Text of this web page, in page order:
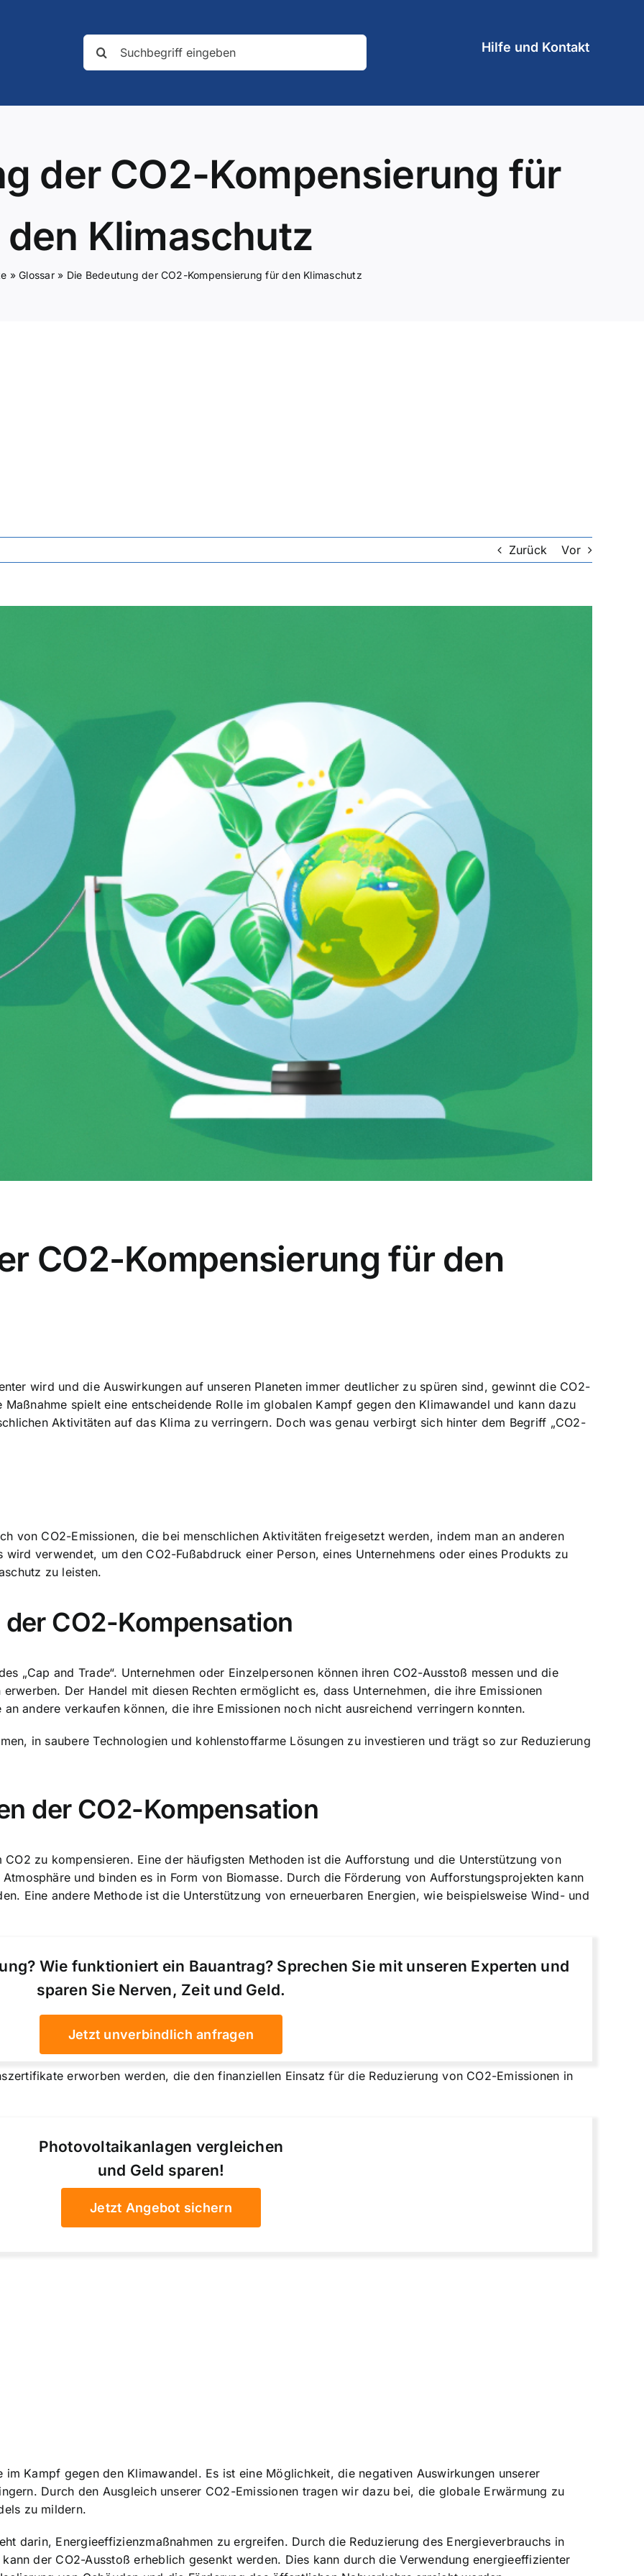
Suche
nach:
Hilfe und Kontakt
der CO2-Kompensierung für
den Klimaschutz
»Glossar» Die Bedeutung der CO2-Kompensierung für den Klimaschutz
Zurück Vor
CO2-Kompensierung für den
wird und die Auswirkungen auf unseren Planeten immer deutlicher zu spüren sind, gewinnt die CO2-
spielt eine entscheidende Rolle im globalen Kampf gegen den Klimawandel und kann dazu
Aktivitäten auf das Klima zu verringern. Doch was genau verbirgt sich hinter dem Begriff „CO2-
von CO2-Emissionen, die bei menschlichen Aktivitäten freigesetzt werden, indem man an anderen
verwendet, um den CO2-Fußabdruck einer Person, eines Unternehmens oder eines Produkts zu
zu leisten.
CO2-Kompensation
„Cap and Trade“. Unternehmen oder Einzelpersonen können ihren CO2-Ausstoß messen und die
Der Handel mit diesen Rechten ermöglicht es, dass Unternehmen, die ihre Emissionen
andere verkaufen können, die ihre Emissionen noch nicht ausreichend verringern konnten.
in saubere Technologien und kohlenstoffarme Lösungen zu investieren und trägt so zur Reduzierung
der CO2-Kompensation
zu kompensieren. Eine der häufigsten Methoden ist die Aufforstung und die Unterstützung von
und binden es in Form von Biomasse. Durch die Förderung von Aufforstungsprojekten kann
Eine andere Methode ist die Unterstützung von erneuerbaren Energien, wie beispielsweise Wind- und
Wie funktioniert ein Bauantrag? Sprechen Sie mit unseren Experten und
sparen Sie Nerven, Zeit und Geld.
Jetzt unverbindlich anfragen
erworben werden, die den finanziellen Einsatz für die Reduzierung von CO2-Emissionen in
Photovoltaikanlagen vergleichen
und Geld sparen!
Jetzt Angebot sichern
Kampf gegen den Klimawandel. Es ist eine Möglichkeit, die negativen Auswirkungen unserer
Durch den Ausgleich unserer CO2-Emissionen tragen wir dazu bei, die globale Erwärmung zu
zu mildern.
darin, Energieeffizienzmaßnahmen zu ergreifen. Durch die Reduzierung des Energieverbrauchs in
der CO2-Ausstoß erheblich gesenkt werden. Dies kann durch die Verwendung energieeffizienter